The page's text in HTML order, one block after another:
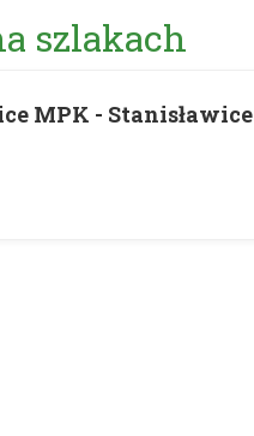
szlakach
MPK - Stanisławice